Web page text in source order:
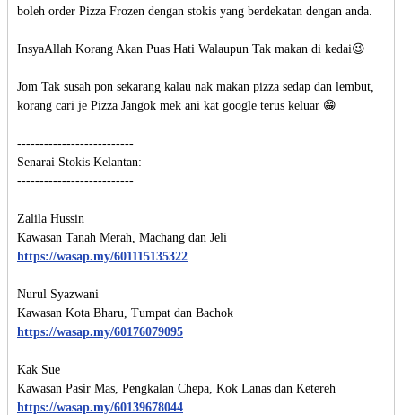
boleh order Pizza Frozen dengan stokis yang berdekatan dengan anda.
InsyaAllah Korang Akan Puas Hati Walaupun Tak makan di kedai😉
Jom Tak susah pon sekarang kalau nak makan pizza sedap dan lembut,
korang cari je Pizza Jangok mek ani kat google terus keluar 😁
--------------------------
Senarai Stokis Kelantan:
--------------------------
Zalila Hussin
https://wasap.my/601115135322
Nurul Syazwani
https://wasap.my/60176079095
Kak Sue
https://wasap.my/60139678044